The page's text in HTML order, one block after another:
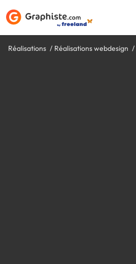
Réalisations Réalisations webdesign